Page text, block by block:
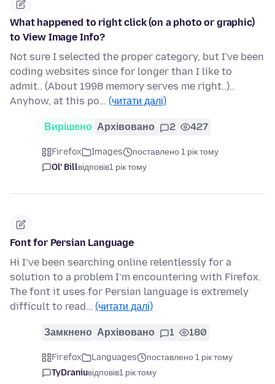
What happened to right click (on a photo or graphic)
to View Image Info?
Not sure I selected the proper category, but I've been
coding websites since for longer than I like to
admit.. (About 1998 memory serves me right..)..
Anyhow, at this po… (читати далі)
Вирішено Архівовано 2 427
Firefox Images
поставлено 1 рік тому
Ol' Billвідповів1 рік тому
Font for Persian Language
Hi I’ve been searching online relentlessly for a
solution to a problem I’m encountering with Firefox.
The font it uses for Persian language is extremely
difficult to read… (читати далі)
Замкнено Архівовано 1 180
Firefox Languages
поставлено 1 рік тому
TyDraniuвідповів1 рік тому